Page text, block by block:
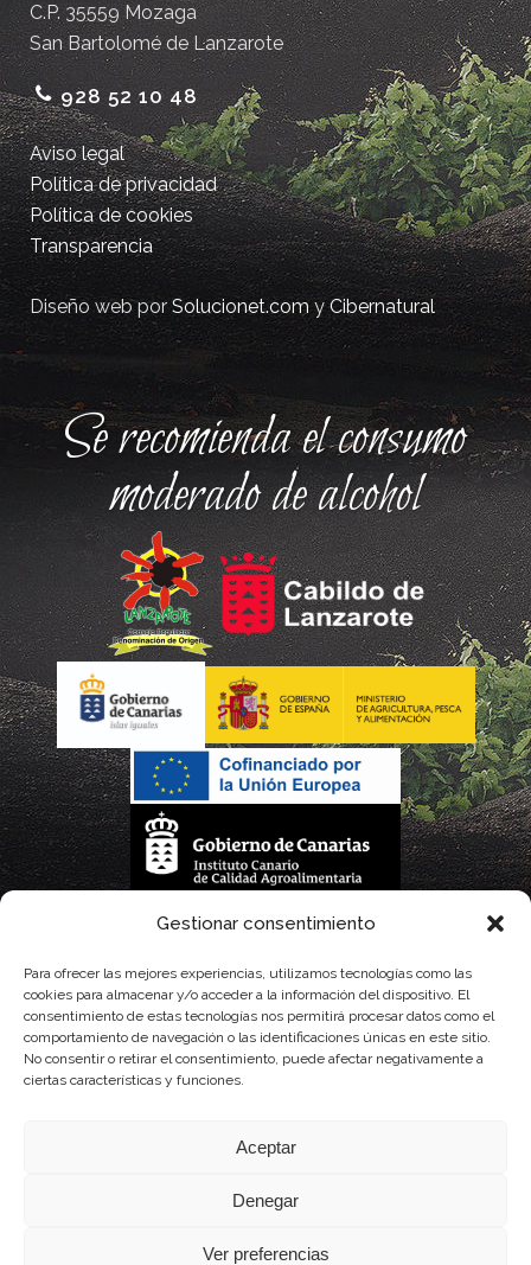
Gestionar consentimiento
Para ofrecer las mejores experiencias, utilizamos tecnologías como las
cookies para almacenar y/o acceder a la información del dispositivo. El
consentimiento de estas tecnologías nos permitirá procesar datos como el
comportamiento de navegación o las identificaciones únicas en este sitio.
No consentir o retirar el consentimiento, puede afectar negativamente a
ciertas características y funciones.
Aceptar
Denegar
Ver preferencias
C.P. 35559 Mozaga
San Bartolomé de Lanzarote
928 52 10 48
Aviso legal
Política de privacidad
Política de cookies
Transparencia
Diseño web porSolucionet.comyCibernatural
Se recomienda el consumo
moderado de alcohol
La gestión de la DOP Lanzarote realizada por este Consejo Regulador es financiada,
con fondos provenientes del presupuesto de gastos del Instituto Canario de
Calidad Agroalimentaria